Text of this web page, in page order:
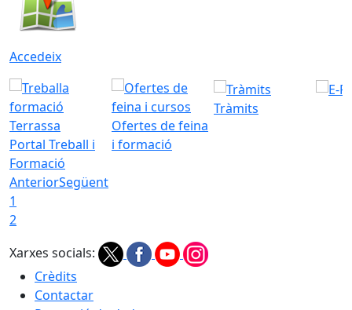
Accedeix
Portal Treball i
Formació
Ofertes de feina
i formació
Tràmits
AnteriorSegüent
1
2
Xarxes socials:
Crèdits
Contactar